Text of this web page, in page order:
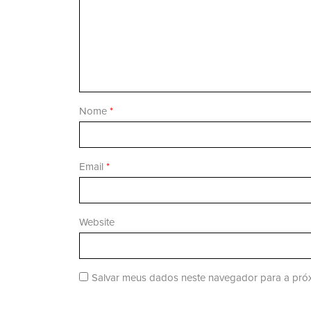
Nome *
Email *
Website
Salvar meus dados neste navegador para a